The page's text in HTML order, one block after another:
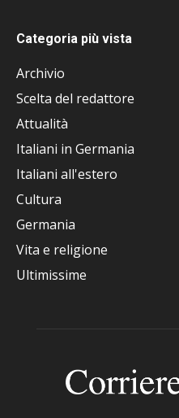
Categoria più vista
Archivio
Scelta del redattore
Attualità
Italiani in Germania
Italiani all'estero
Cultura
Germania
Vita e religione
Ultimissime